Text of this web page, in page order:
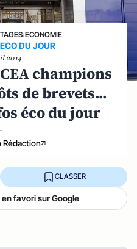
›ECONOMIE
DU JOUR
2014
champions
de brevets...
éco du jour
CLASSER
favori sur Google